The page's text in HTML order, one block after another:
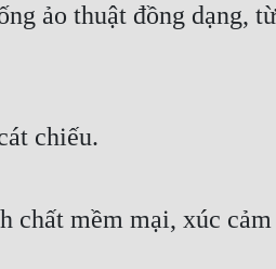
ảo thuật đồng dạng,
chiếu.
chất mềm mại, xúc